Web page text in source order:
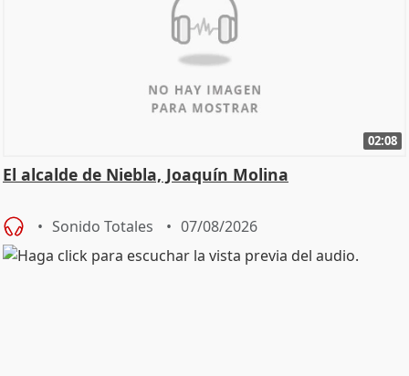
02:08
El alcalde de Niebla, Joaquín Molina
Sonido Totales 07/08/2026